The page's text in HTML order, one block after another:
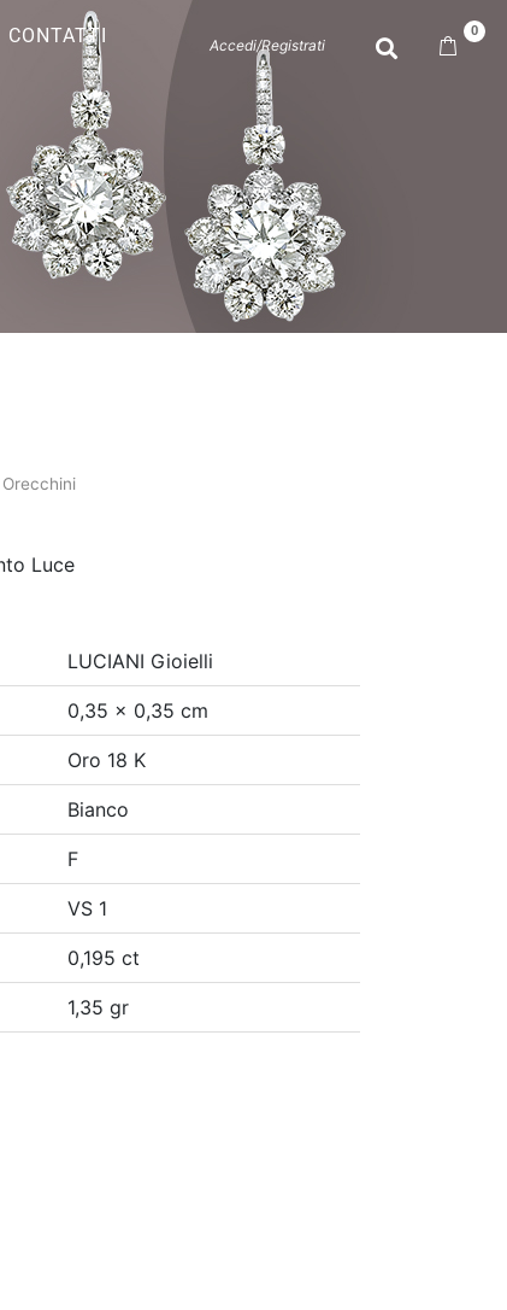
CONTATTI Accedi/Registrati
0
Orecchini
Luce
LUCIANI Gioielli
0,35 x 0,35 cm
Oro 18 K
Bianco
F
VS 1
0,195 ct
1,35 gr